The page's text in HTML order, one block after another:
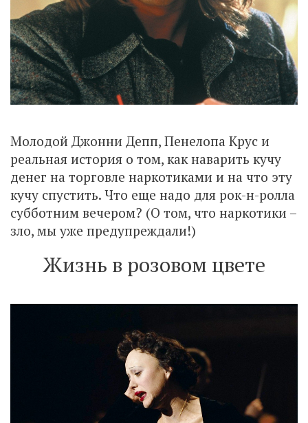
Молодой Джонни Депп, Пенелопа Крус и
реальная история о том, как наварить кучу
денег на торговле наркотиками и на что эту
кучу спустить. Что еще надо для рок-н-ролла
субботним вечером? (О том, что наркотики –
зло, мы уже предупреждали!)
Жизнь в розовом цвете